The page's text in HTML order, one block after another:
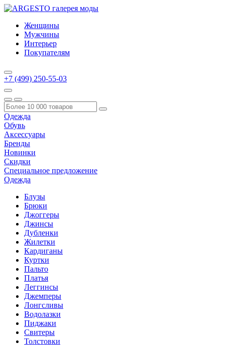
Женщины
Мужчины
Интерьер
Покупателям
+7 (499) 250-55-03
Одежда
Обувь
Аксессуары
Бренды
Новинки
Скидки
Специальное предложение
Одежда
Блузы
Брюки
Джоггеры
Джинсы
Дубленки
Жилетки
Кардиганы
Куртки
Пальто
Платья
Леггинсы
Джемперы
Лонгсливы
Водолазки
Пиджаки
Свитеры
Толстовки